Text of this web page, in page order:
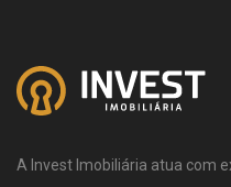
A Invest Imobiliária atua com